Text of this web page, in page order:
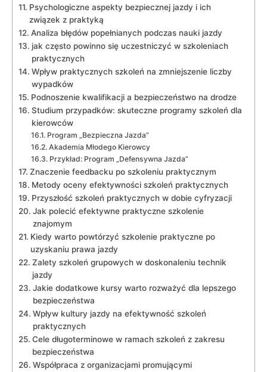
Psychologiczne aspekty bezpiecznej jazdy i ich
związek z praktyką
Analiza błędów popełnianych podczas nauki jazdy
jak często powinno się uczestniczyć w szkoleniach
praktycznych
Wpływ praktycznych szkoleń na zmniejszenie liczby
wypadków
Podnoszenie kwalifikacji a bezpieczeństwo na drodze
Studium przypadków: skuteczne programy szkoleń dla
kierowców
Program „Bezpieczna Jazda”
Akademia Młodego Kierowcy
Przykład: Program „Defensywna Jazda”
Znaczenie feedbacku po szkoleniu praktycznym
Metody oceny efektywności szkoleń praktycznych
Przyszłość szkoleń praktycznych w dobie cyfryzacji
Jak polecić efektywne praktyczne szkolenie
znajomym
Kiedy warto powtórzyć szkolenie praktyczne po
uzyskaniu prawa jazdy
Zalety szkoleń grupowych w doskonaleniu technik
jazdy
Jakie dodatkowe kursy warto rozważyć dla lepszego
bezpieczeństwa
Wpływ kultury jazdy na efektywność szkoleń
praktycznych
Cele długoterminowe w ramach szkoleń z zakresu
bezpieczeństwa
Współpraca z organizacjami promującymi